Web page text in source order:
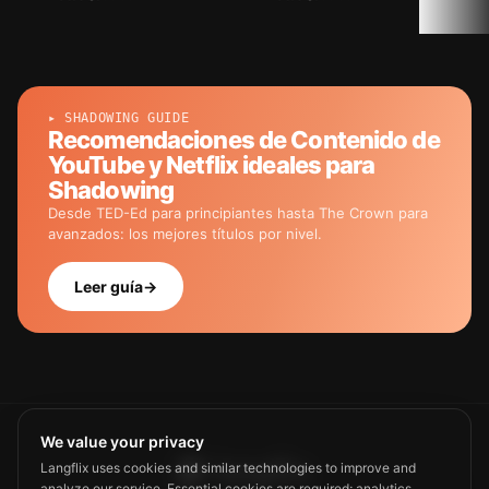
▸ SHADOWING GUIDE
Recomendaciones de Contenido de
YouTube y Netflix ideales para
Shadowing
Desde TED-Ed para principiantes hasta The Crown para
avanzados: los mejores títulos por nivel.
Leer guía→
We value your privacy
Langflix uses cookies and similar technologies to improve and